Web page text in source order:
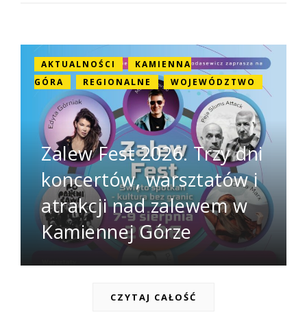
Zalew Fest 2026. Trzy dni
koncertów, warsztatów i
atrakcji nad zalewem w
Kamiennej Górze
AKTUALNOŚCI
KAMIENNA
GÓRA
REGIONALNE WOJEWÓDZTWO
CZYTAJ CAŁOŚĆ